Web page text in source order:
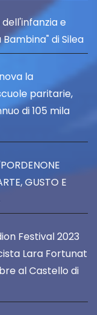
e
di Silea
la
paritarie,
di 105 mila
GUSTO E
Festival 2023
Lara Fortunat
al Castello di